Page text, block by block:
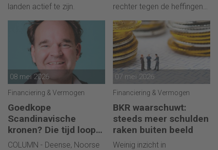
landen actief te zijn.
rechter tegen de heffingen
van februari.
08 mei 2026
Financiering & Vermogen
Goedkope
Scandinavische
kronen? Die tijd loopt
ten einde
COLUMN - Deense, Noorse
07 mei 2026
Financiering & Vermogen
BKR waarschuwt:
steeds meer schulden
raken buiten beeld
Weinig inzicht in